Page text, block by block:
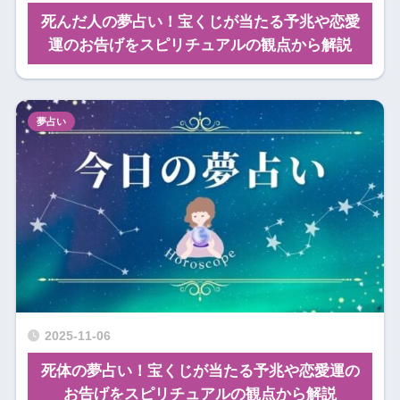
死んだ人の夢占い！宝くじが当たる予兆や恋愛
運のお告げをスピリチュアルの観点から解説
2025-11-06
死体の夢占い！宝くじが当たる予兆や恋愛運の
お告げをスピリチュアルの観点から解説
夢占い